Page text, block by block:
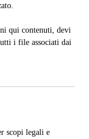
qui contenuti, devi
i file associati dai
scopi legali e